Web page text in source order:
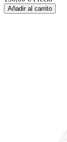
Añadir al carrito